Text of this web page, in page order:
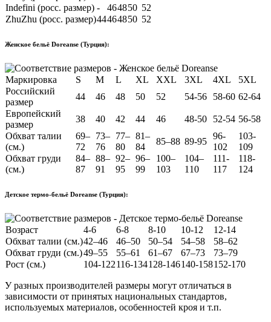
Indefini (росс. размер) - 464850 52
ZhuZhu (росс. размер)44464850 52
Женское бельё Doreanse (Турция):
Маркировка S M L XL XXL 3XL 4XL
5XL
Российский
размер
44 46 48 50 52 54-56 58-60 62-64
Европейский
размер
38 40 42 44 46 48-50 52-54 56-58
Обхват талии
(см.)
69–
72
73–
76
77–
80
81–
84
85–88 89-95
96-
102
103-
109
Обхват груди
(см.)
84–
87
88–
91
92–
95
96–
99
100–
103
104–
110
111-
117
118-
124
Детское термо-бельё Doreanse (Турция):
Возраст 4-6 6-8 8-10 10-12
12-14
Обхват талии (см.)42–46 46–50 50–54 54–58
58–62
Обхват груди (см.)49–55 55–61 61–67 67–73
73–79
Рост (см.)
104-122116-134128-146140-158152-170
У разных производителей размеры могут отличаться в
зависимости от принятых национальных стандартов,
используемых материалов, особенностей кроя и т.п.